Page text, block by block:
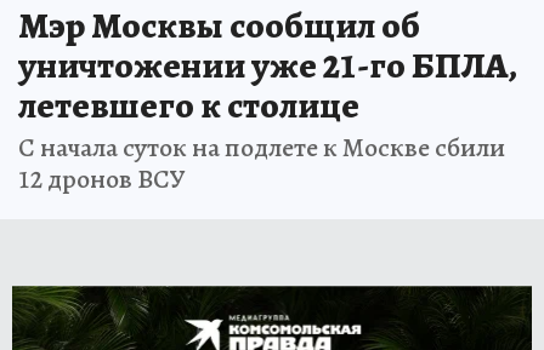
Мэр Москвы сообщил об
уничтожении уже 21-го БПЛА,
летевшего к столице
С начала суток на подлете к Москве сбили
12 дронов ВСУ